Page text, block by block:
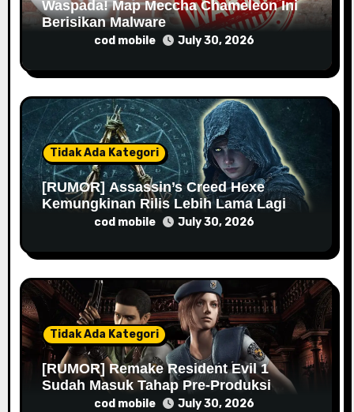
nWaspada! Map Meccha Chameleon Ini
Berisikan Malware
cod mobile July 30, 2026
Tidak Ada Kategori
[RUMOR] Assassin’s Creed Hexe
Kemungkinan Rilis Lebih Lama Lagi
cod mobile July 30, 2026
Tidak Ada Kategori
[RUMOR] Remake Resident Evil 1
Sudah Masuk Tahap Pre-Produksi
Sejak Tahun Lalu
cod mobile July 30, 2026